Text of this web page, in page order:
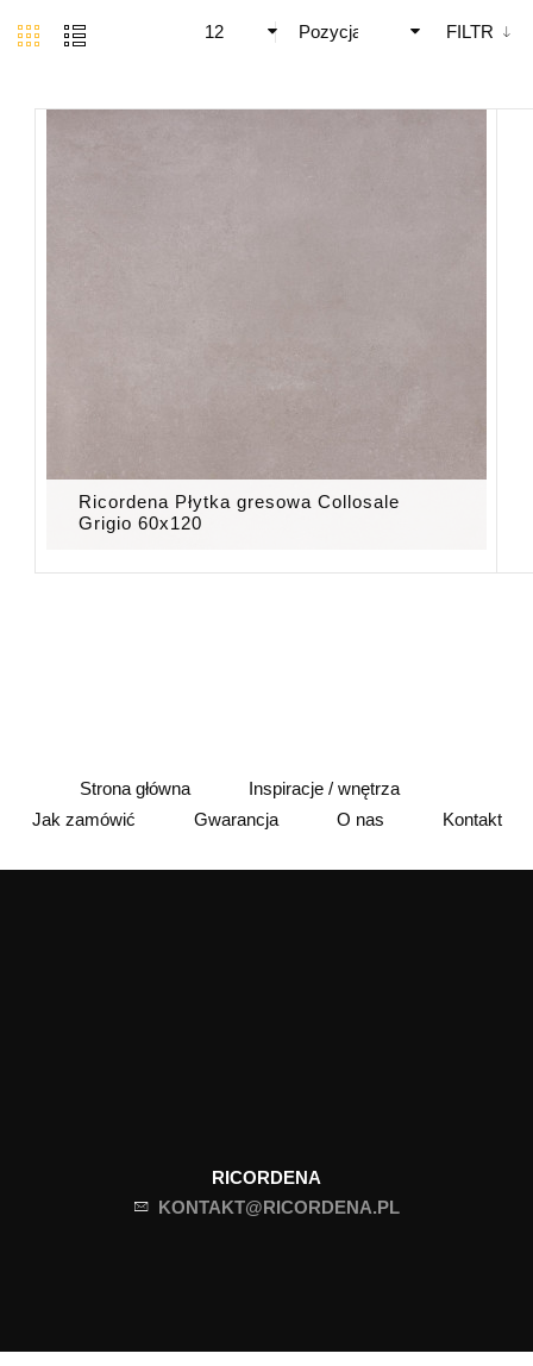
Pozycja FILTR
12
Ricordena Płytka gresowa Collosale
Grigio 60x120
Strona główna
Inspiracje / wnętrza
Jak zamówić
Gwarancja O nas Kontakt
RICORDENA
KONTAKT@RICORDENA.PL